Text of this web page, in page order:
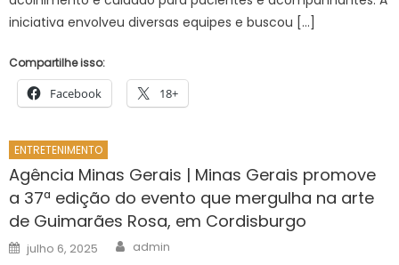
iniciativa envolveu diversas equipes e buscou […]
Compartilhe isso:
Facebook 18+
ENTRETENIMENTO
Agência Minas Gerais | Minas Gerais promove
a 37ª edição do evento que mergulha na arte
de Guimarães Rosa, em Cordisburgo
Posted
on
julho 6, 2025 Author
admin